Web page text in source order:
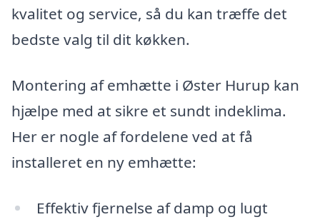
kvalitet og service, så du kan træffe det
bedste valg til dit køkken.
Montering af emhætte i Øster Hurup kan
hjælpe med at sikre et sundt indeklima.
Her er nogle af fordelene ved at få
installeret en ny emhætte:
Effektiv fjernelse af damp og lugt